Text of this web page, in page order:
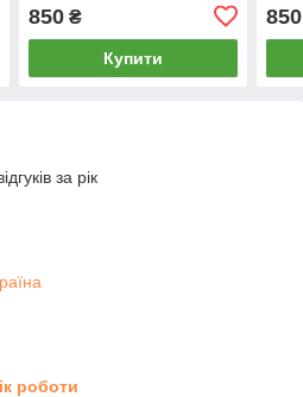
850₴
Купити
850
за рік
роботи